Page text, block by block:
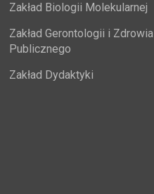
Zakład Biologii Molekularnej
Zakład Gerontologii i Zdrowia
Publicznego
Zakład Dydaktyki